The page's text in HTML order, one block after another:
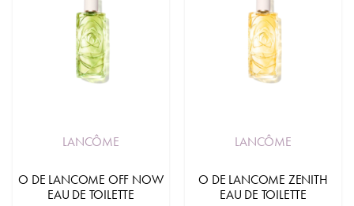
LANCÔME
O DE LANCOME OFF NOW
EAU DE TOILETTE
LANCÔME
O DE LANCOME ZENITH
EAU DE TOILETTE